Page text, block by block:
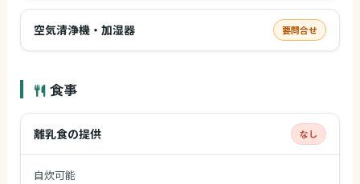
空気清浄機・加湿器 要問合せ
食事
離乳食の提供 なし
自炊可能